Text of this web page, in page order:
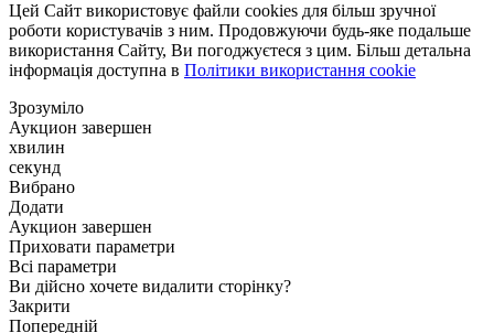
Цей Сайт використовує файли cookies для більш зручної
роботи користувачів з ним. Продовжуючи будь-яке подальше
використання Сайту, Ви погоджуєтеся з цим. Більш детальна
інформація доступна в Політики використання cookie
Зрозуміло
Аукцион завершен
хвилин
секунд
Вибрано
Додати
Аукцион завершен
Приховати параметри
Всі параметри
Ви дійсно хочете видалити сторінку?
Закрити
Попередній